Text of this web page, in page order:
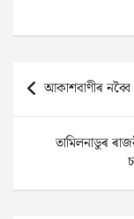
Post
navigation
আকাশবাণীৰ
তামিলনাডুৰ